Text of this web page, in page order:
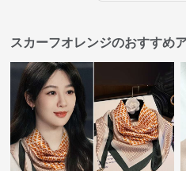
スカーフオレンジのおすすめ